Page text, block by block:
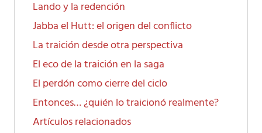
Lando y la redención
Jabba el Hutt: el origen del conflicto
La traición desde otra perspectiva
El eco de la traición en la saga
El perdón como cierre del ciclo
Entonces… ¿quién lo traicionó realmente?
Artículos relacionados